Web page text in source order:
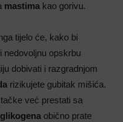
mastimakao gorivu.
tijelo će, kako bi
nedovoljnu opskrbu
dobivati i razgradnjom
rizikujete gubitak mišića.
već prestati sa
obično prate